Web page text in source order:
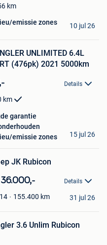
km
emissie zones 10 jul 26
UNLIMITED 6.4L
(476pk) 2021 5000km
Details
km
garantie
emissie zones
15 jul 26
JK Rubicon
Details
155.400 km 31 jul 26
3.6 Unlim Rubicon